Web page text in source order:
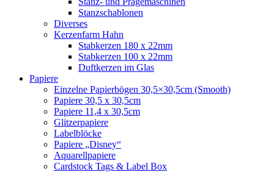
Stanzschablonen
Diverses
Kerzenfarm Hahn
Stabkerzen 180 x 22mm
Stabkerzen 100 x 22mm
Duftkerzen im Glas
Papiere
Einzelne Papierbögen 30,5×30,5cm (Smooth)
Papiere 30,5 x 30,5cm
Papiere 11,4 x 30,5cm
Glitzerpapiere
Labelblöcke
Papiere „Disney“
Aquarellpapiere
Cardstock Tags & Label Box